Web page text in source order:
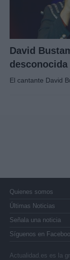
David
desconocida
El cantante David
Quienes somos
Últimas Noticias
Señala una noticia
Síguenos en
Actualidad.es es la